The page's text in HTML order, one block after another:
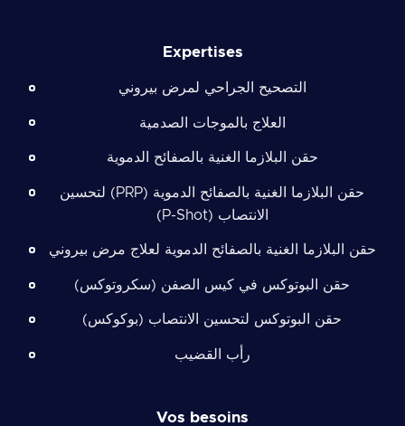
Expertises
التصحيح الجراحي لمرض بيروني
العلاج بالموجات الصدمية
حقن البلازما الغنية بالصفائح الدموية
حقن البلازما الغنية بالصفائح الدموية (PRP) لتحسين
الانتصاب (P-Shot)
حقن البلازما الغنية بالصفائح الدموية لعلاج مرض بيروني
حقن البوتوكس في كيس الصفن (سكروتوكس)
حقن البوتوكس لتحسين الانتصاب (بوكوكس)
رأب القضيب
Vos besoins